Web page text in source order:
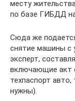
месту
по базе ГИБДД на
Сюда же
снятие машины с
эксперт,
включающие акт
техпаспорт
нужны).